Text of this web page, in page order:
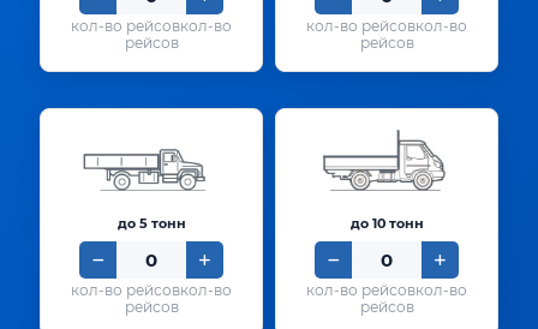
кол-во
рейсов
кол-во
рейсов
до 5 тонн
кол-во
рейсов
до 10 тонн
кол-во
рейсов